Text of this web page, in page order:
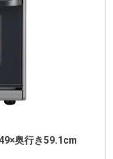
奥行き59.1cm